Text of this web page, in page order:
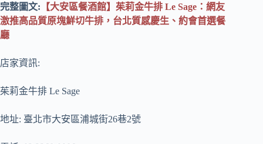
完整圖文: 【大安區餐酒館】茱莉金牛排 Le Sage ：網友
激推高品質原塊鮮切牛排，台北質感慶生、約會首選餐
廳
店家資訊:
茱莉金牛排 Le Sage
地址: 臺北市大安區浦城街26巷2號